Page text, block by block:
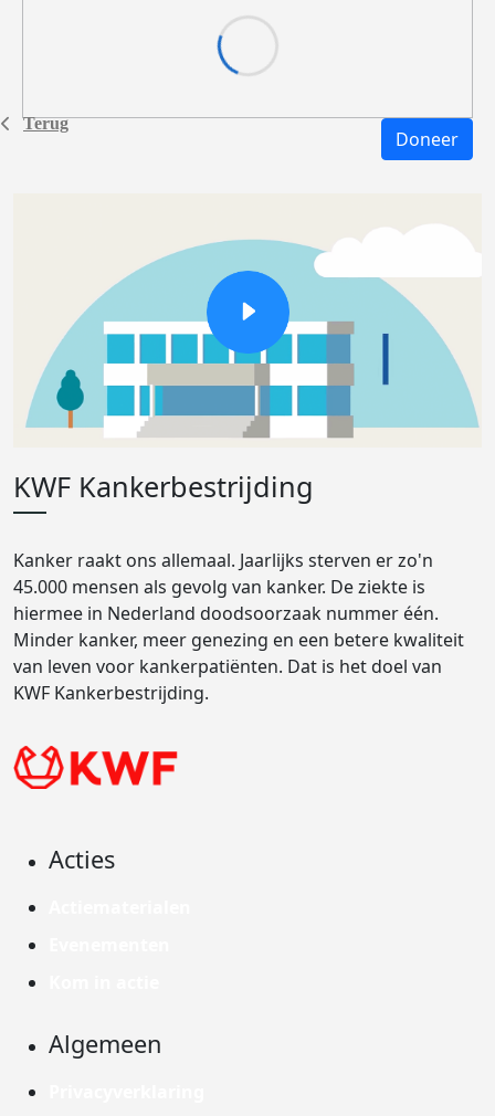
Terug
Doneer
KWF Kankerbestrijding
Kanker raakt ons allemaal. Jaarlijks sterven er zo'n
45.000 mensen als gevolg van kanker. De ziekte is
hiermee in Nederland doodsoorzaak nummer één.
Minder kanker, meer genezing en een betere kwaliteit
van leven voor kankerpatiënten. Dat is het doel van
KWF Kankerbestrijding.
Acties
Algemeen